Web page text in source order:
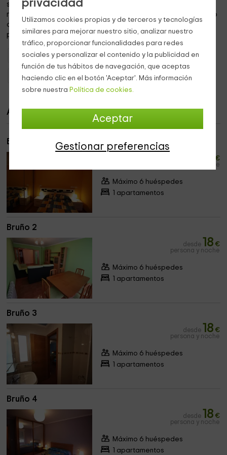
privacidad
Utilizamos cookies propias y de terceros y tecnologías
similares para mejorar nuestro sitio, analizar nuestro
tráfico, proporcionar funcionalidades para redes
sociales y personalizar el contenido y la publicidad en
función de tus hábitos de navegación, que aceptas
haciendo clic en el botón 'Aceptar'. Más información
sobre nuestra Política de cookies.
Aceptar
Gestionar preferencias
superiores y en el exterior hay un
recomienda el uso del coche para moverse por la zona y no
queremos que pases mucho tiempo buscando el sitio
perfecto, porque ya lo tenemos nosotros.
Apartamentos Galicia Apartamentos A Coruña
Apartamentos Malpica De Bergantiños
Apartamentos
Bruño 1
€
persona y noche
Máximo 6 huéspedes
1 apartamentos
Bruño 2
desde 18 €
persona y noche
Máximo 6 huéspedes
1 apartamentos
Bruño 3
desde 18 €
persona y noche
Máximo 6 huéspedes
1 apartamentos
Bruño 4
desde 18 €
persona y noche
Máximo 6 huéspedes
1 apartamentos